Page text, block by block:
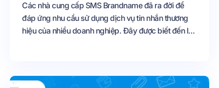
Các nhà cung cấp SMS Brandname đã ra đời để
đáp ứng nhu cầu sử dụng dịch vụ tin nhắn thương
hiệu của nhiều doanh nghiệp. Đây được biết đến là
đến những khởi sắc trong chiến dịch quảng bá của